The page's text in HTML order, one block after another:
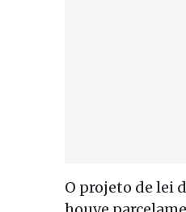
O projeto de lei